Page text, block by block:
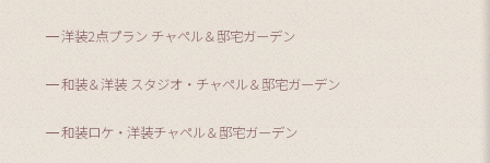
洋装2点プラン チャペル＆邸宅ガーデン
和装＆洋装 スタジオ・チャペル＆邸宅ガーデン
和装ロケ・洋装チャペル＆邸宅ガーデン